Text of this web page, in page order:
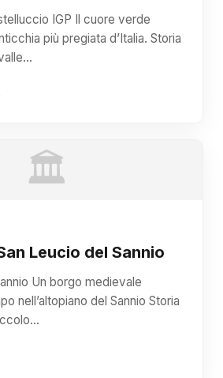
IGP Il cuore verde
più pregiata d’Italia. Storia
🏛️
Leucio del Sannio
Un borgo medievale
nell’altopiano del Sannio Storia